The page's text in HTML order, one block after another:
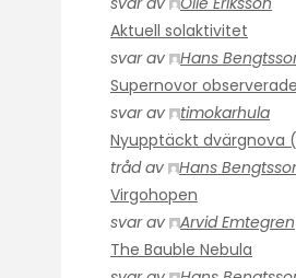
Aktuell solaktivitet
svar av
Hans
Supernovor
svar av
timokarhula
Nyupptäckt dvärgnova
tråd av
Hans
Virgohopen
svar av
Arvid Emtegren
The Bauble Nebula